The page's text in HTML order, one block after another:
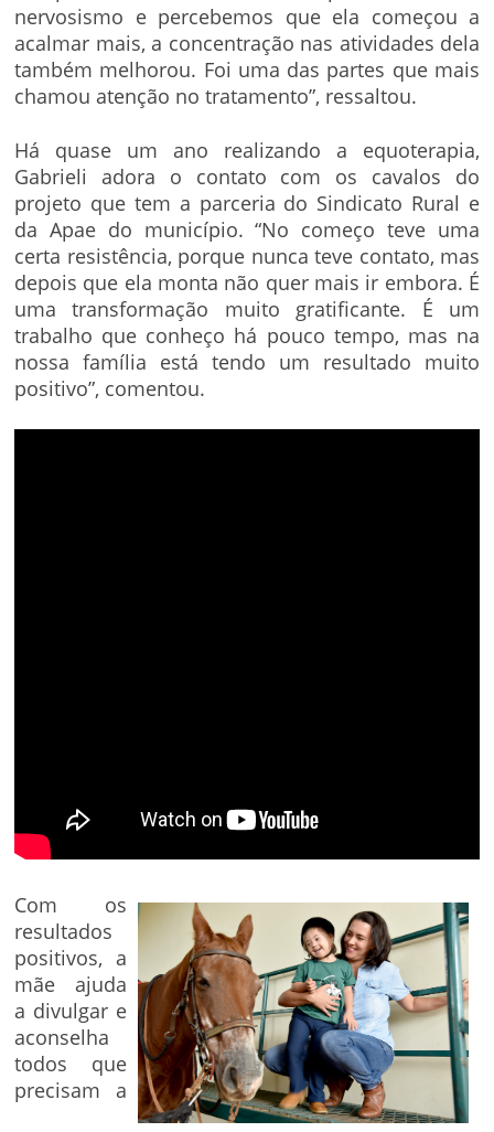
nervosismo e percebemos que ela começou a
acalmar mais, a concentração nas atividades dela
também melhorou. Foi uma das partes que mais
chamou atenção no tratamento”, ressaltou.
Há quase um ano realizando a equoterapia,
Gabrieli adora o contato com os cavalos do
projeto que tem a parceria do Sindicato Rural e
da Apae do município. “No começo teve uma
certa resistência, porque nunca teve contato, mas
depois que ela monta não quer mais ir embora. É
uma transformação muito gratificante. É um
trabalho que conheço há pouco tempo, mas na
nossa família está tendo um resultado muito
positivo”, comentou.
Com os
resultados
positivos, a
mãe ajuda
a divulgar e
aconselha
todos que
precisam a